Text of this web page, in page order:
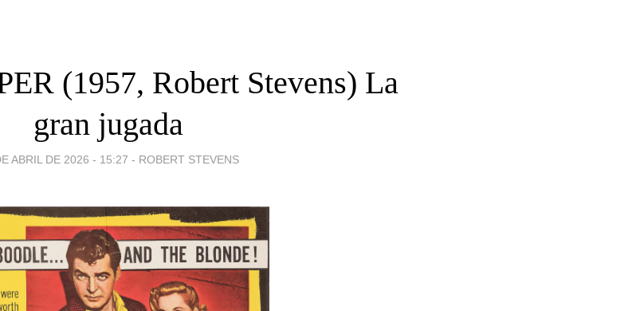
(1957, Robert Stevens) La
gran jugada
ABRIL DE 2026 - 15:27 - ROBERT STEVENS